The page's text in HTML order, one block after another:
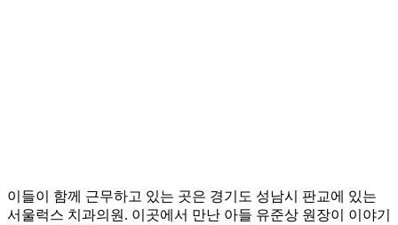
이들이 함께 근무하고 있는 곳은 경기도 성남시 판교에 있는
서울럭스 치과의원. 이곳에서 만난 아들 유준상 원장이 이야기